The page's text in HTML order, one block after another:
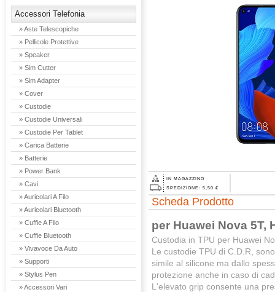
Accessori Telefonia
» Aste Telescopiche
» Pellicole Protettive
» Speaker
» Sim Cutter
» Sim Adapter
» Cover
» Custodie
» Custodie Universali
» Custodie Per Tablet
» Carica Batterie
» Batterie
» Power Bank
» Cavi
» Auricolari A Filo
» Auricolari Bluetooth
» Cuffie A Filo
» Cuffie Bluetooth
» Vivavoce Da Auto
» Supporti
» Stylus Pen
» Accessori Vari
IN MAGAZZINO
SPEDIZIONE: 5,50 €
Scheda Prodotto
per Huawei Nova 5T,
Custodia in TPU per Huawei
Le custodie TPU di C.D.R,
simile al silicone ma dallo
protezione anche in caso di
L'elevato grip consente una